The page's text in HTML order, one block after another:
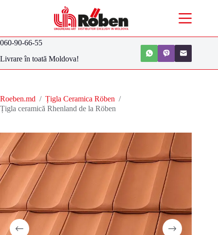
060-90-66-55
Livrare în toată Moldova!
Roeben.md / Țigla Ceramica Röben /
Țigla ceramică Rhenland de la Röben